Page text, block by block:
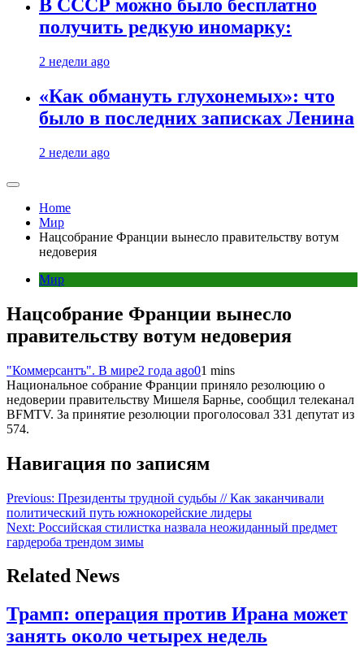
В СССР можно было бесплатно
получить редкую иномарку:
2 недели ago
«Как обмануть глухонемых»: что
было в последних записках Ленина
2 недели ago
Home
Мир
Нацсобрание Франции вынесло правительству вотум
недоверия
Мир
Нацсобрание Франции вынесло
правительству вотум недоверия
"Коммерсантъ". В мире2 года ago01 mins
Национальное собрание Франции приняло резолюцию о
недоверии правительству Мишеля Барнье, сообщил телеканал
BFMTV. За принятие резолюции проголосовал 331 депутат из
574.
Навигация по записям
Previous: Президенты трудной судьбы // Как заканчивали
политический путь южнокорейские лидеры
Next: Российская стилистка назвала неожиданный предмет
гардероба трендом зимы
Related News
Трамп: операция против Ирана может
занять около четырех недель